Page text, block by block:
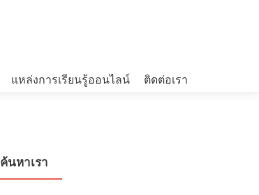
แหล่งการเรียนรู้ออนไลน์ ติดต่อเรา
ค้นหาเรา